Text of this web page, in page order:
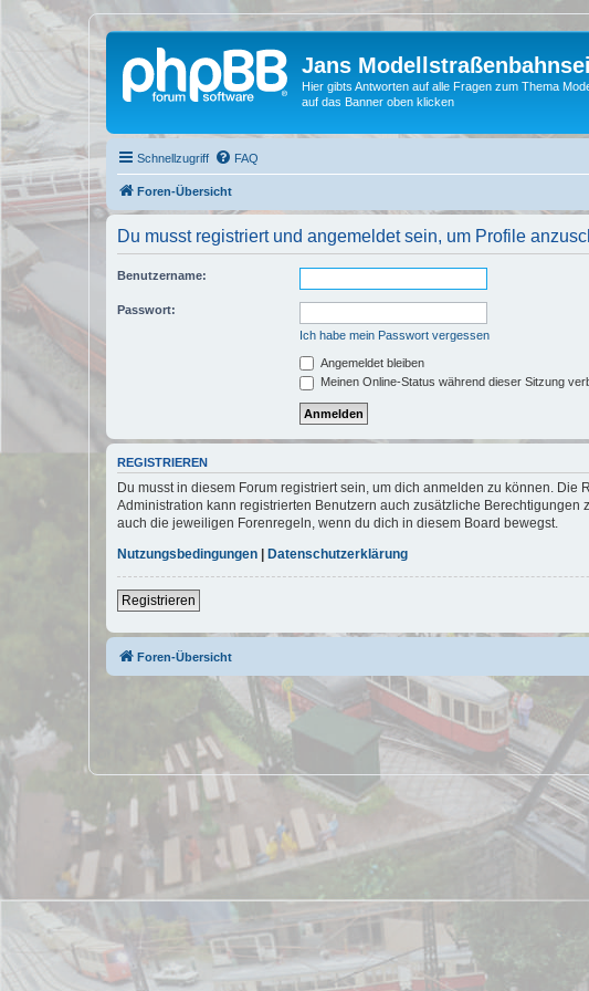
Jans
Hier gibts Antworten auf alle Fragen zum Thema
auf das Banner oben klicken
Schnellzugriff FAQ
Foren-Übersicht
Du musst registriert und angemeldet sein, um Profile
Benutzername:
Passwort:
Ich habe mein Passwort vergessen
Angemeldet bleiben
Meinen Online-Status während dieser Sitzung
REGISTRIEREN
Du musst in diesem Forum registriert sein, um dich anmelden zu können.
Administration kann registrierten Benutzern auch zusätzliche
auch die jeweiligen Forenregeln, wenn du dich in diesem Board bewegst.
Nutzungsbedingungen
Datenschutzerklärung
Registrieren
Foren-Übersicht